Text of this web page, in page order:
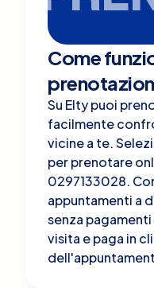
Come
Su Elty puoi
facilmente
vicine a te.
per prenotare
0297133028.
appuntamenti a
senza
visita e paga in